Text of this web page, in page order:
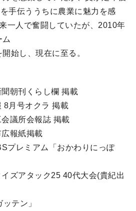
手伝ううちに農業に魅力を感
一人で奮闘していたが、2010年
始し、現在に至る。
朝刊くらし欄 掲載
8月号オクラ 掲載
議所会報誌 掲載
報紙掲載
アム「おかわりにっぽ
ズアタック25 40代大会(貴紀出
テン」